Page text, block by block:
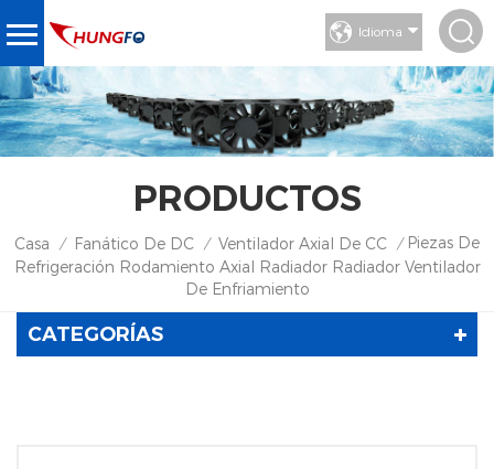
Idioma
PRODUCTOS
Casa / Fanático De DC / Ventilador Axial De CC / Piezas De
Refrigeración Rodamiento Axial Radiador Radiador Ventilador
De Enfriamiento
CATEGORÍAS